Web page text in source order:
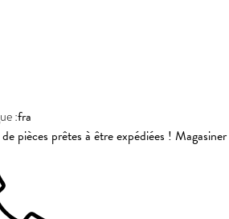
:fra
pièces prêtes à être expédiées ! Magasiner